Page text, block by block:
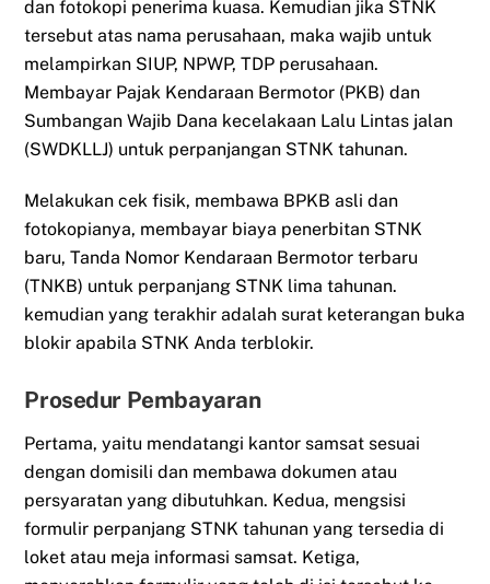
dan fotokopi penerima kuasa. Kemudian jika STNK
tersebut atas nama perusahaan, maka wajib untuk
melampirkan SIUP, NPWP, TDP perusahaan.
Membayar Pajak Kendaraan Bermotor (PKB) dan
Sumbangan Wajib Dana kecelakaan Lalu Lintas jalan
(SWDKLLJ) untuk perpanjangan STNK tahunan.
Melakukan cek fisik, membawa BPKB asli dan
fotokopianya, membayar biaya penerbitan STNK
baru, Tanda Nomor Kendaraan Bermotor terbaru
(TNKB) untuk perpanjang STNK lima tahunan.
kemudian yang terakhir adalah surat keterangan buka
blokir apabila STNK Anda terblokir.
Prosedur Pembayaran
Pertama, yaitu mendatangi kantor samsat sesuai
dengan domisili dan membawa dokumen atau
persyaratan yang dibutuhkan. Kedua, mengsisi
formulir perpanjang STNK tahunan yang tersedia di
loket atau meja informasi samsat. Ketiga,